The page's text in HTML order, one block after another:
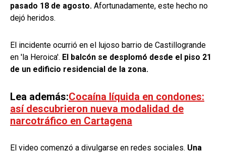
pasado 18 de agosto. Afortunadamente, este hecho no
dejó heridos.
El incidente ocurrió en el lujoso barrio de Castillogrande
en 'la Heroica'. El balcón se desplomó desde el piso 21
de un edificio residencial de la zona.
Lea además:Cocaína líquida en condones:
así descubrieron nueva modalidad de
narcotráfico en Cartagena
El video comenzó a divulgarse en redes sociales. Una